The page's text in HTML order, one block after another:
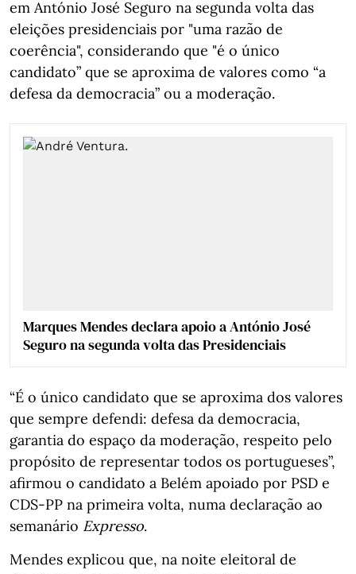
em António José Seguro na segunda volta das
eleições presidenciais por "uma razão de
coerência", considerando que "é o único
candidato” que se aproxima de valores como “a
defesa da democracia” ou a moderação.
Marques Mendes declara apoio a António José
Seguro na segunda volta das Presidenciais
“É o único candidato que se aproxima dos valores
que sempre defendi: defesa da democracia,
garantia do espaço da moderação, respeito pelo
propósito de representar todos os portugueses”,
afirmou o candidato a Belém apoiado por PSD e
CDS-PP na primeira volta, numa declaração ao
semanário Expresso.
Mendes explicou que, na noite eleitoral de